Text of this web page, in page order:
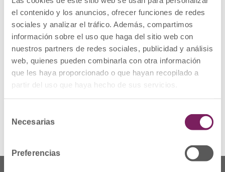
el contenido y los anuncios, ofrecer funciones de redes
sociales y analizar el tráfico. Además, compartimos
información sobre el uso que haga del sitio web con
nuestros partners de redes sociales, publicidad y análisis
web, quienes pueden combinarla con otra información
que les haya proporcionado o que hayan recopilado a
partir del uso que haya hecho de sus servicios.
Necesarias
Preferencias
CODIGO NACIONAL: 660251
LOTE : 1151575A
FECHA DE CADUCIDAD:
31/12/2024DESCRIPCIÓN DEL DEFECTO:
Detección de algunas unidades con
defectos en el sellado de la
cápsula.MEDIDAS CAUTELARES ADOPTADAS:
Retirada del mercado de todas las unidades
distribuidas del lote afectado y devolución al
laboratorio por los cauces habituales.
Ver Alerta